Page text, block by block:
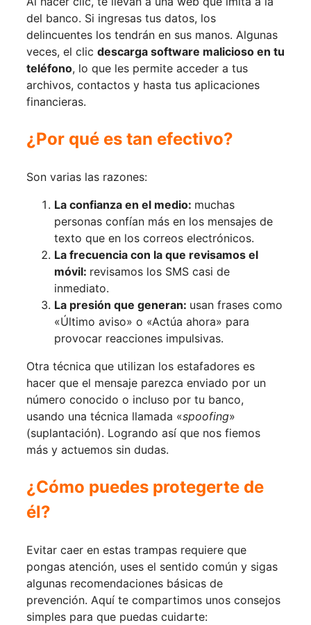
del banco. Si ingresas tus datos, los
delincuentes los tendrán en sus manos. Algunas
veces, el clic descarga software malicioso en tu
teléfono, lo que les permite acceder a tus
archivos, contactos y hasta tus aplicaciones
financieras.
¿Por qué es tan efectivo?
Son varias las razones:
La confianza en el medio: muchas
personas confían más en los mensajes de
texto que en los correos electrónicos.
La frecuencia con la que revisamos el
móvil: revisamos los SMS casi de
inmediato.
La presión que generan: usan frases como
«Último aviso» o «Actúa ahora» para
provocar reacciones impulsivas.
Otra técnica que utilizan los estafadores es
hacer que el mensaje parezca enviado por un
número conocido o incluso por tu banco,
usando una técnica llamada «spoofing»
(suplantación). Logrando así que nos fiemos
más y actuemos sin dudas.
¿Cómo puedes protegerte de
él?
Evitar caer en estas trampas requiere que
pongas atención, uses el sentido común y sigas
algunas recomendaciones básicas de
prevención. Aquí te compartimos unos consejos
simples para que puedas cuidarte: